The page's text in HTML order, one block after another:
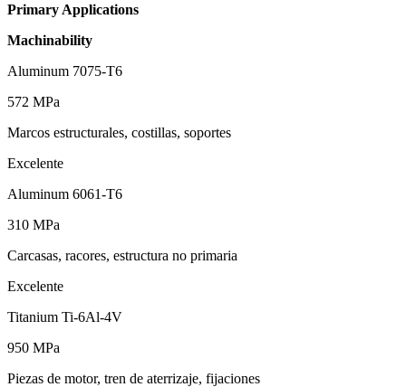
Primary Applications
Machinability
Aluminum 7075-T6
572 MPa
Marcos estructurales, costillas, soportes
Excelente
Aluminum 6061-T6
310 MPa
Carcasas, racores, estructura no primaria
Excelente
Titanium Ti-6Al-4V
950 MPa
Piezas de motor, tren de aterrizaje, fijaciones